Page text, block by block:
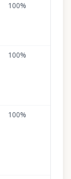
100%
100%
100%